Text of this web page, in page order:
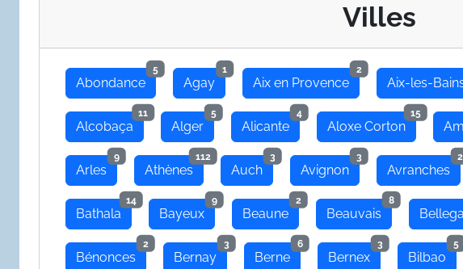
Villes
Abondance
5
Agay
1
Aix en Provence
2
Aix-les-
Alcobaça
11
Alger
5
Alicante
4
Aloxe Corton
15
Arles
9
Athènes
112
Auch
3
Avignon
3
Avranches
2
Bathala
14
Bayeux
9
Beaune
2
Beauvais
8
Bénonces
2
Bernay
3
Berne
6
Bernex
3
Bilbao
5